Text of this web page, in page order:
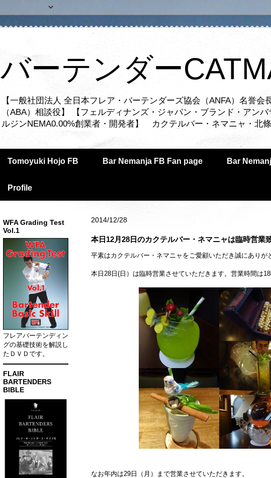
バーテンダー
【一般社団法人 全日本フレア・バーテンダーズ協会（ANFA）名誉
（ABA）相談役】 【フェルディナンズ・ジャパン・ブランド・アン
ルジンNEMA0.00%創業者・開発者】 カクテルバー・ネマニャ・北條
Tomoyuki Hojo FB Bar Nemanja FB Fan page Bar
Profile
2014/12/28
本日12月28日のカクテルバー・ネマニャは臨時営業
平素はカクテルバー・ネマニャをご愛顧いただき誠にありが
本日28日(日）は臨時営業させていただきます。営業時間は18
なお年内は29日（月）まで営業させていただきます。
WFA Grading Test
Vol.1
フレアバーテンディン
グの基礎技術を解説し
たＤＶＤです。
FLAIR
BARTENDERS
BIBLE